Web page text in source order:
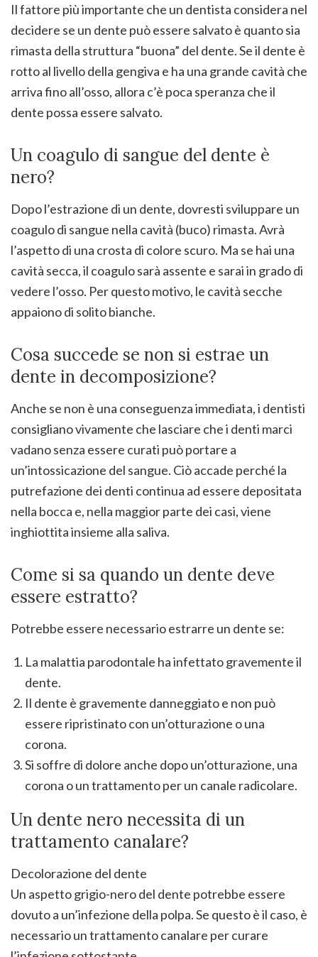
Il fattore più importante che un dentista considera nel
decidere se un dente può essere salvato è quanto sia
rimasta della struttura “buona” del dente. Se il dente è
rotto al livello della gengiva e ha una grande cavità che
arriva fino all’osso, allora c’è poca speranza che il
dente possa essere salvato.
Un coagulo di sangue del dente è
nero?
Dopo l’estrazione di un dente, dovresti sviluppare un
coagulo di sangue nella cavità (buco) rimasta. Avrà
l’aspetto di una crosta di colore scuro. Ma se hai una
cavità secca, il coagulo sarà assente e sarai in grado di
vedere l’osso. Per questo motivo, le cavità secche
appaiono di solito bianche.
Cosa succede se non si estrae un
dente in decomposizione?
Anche se non è una conseguenza immediata, i dentisti
consigliano vivamente che lasciare che i denti marci
vadano senza essere curati può portare a
un’intossicazione del sangue. Ciò accade perché la
putrefazione dei denti continua ad essere depositata
nella bocca e, nella maggior parte dei casi, viene
inghiottita insieme alla saliva.
Come si sa quando un dente deve
essere estratto?
Potrebbe essere necessario estrarre un dente se:
La malattia parodontale ha infettato gravemente il
dente.
Il dente è gravemente danneggiato e non può
essere ripristinato con un’otturazione o una
corona.
Si soffre di dolore anche dopo un’otturazione, una
corona o un trattamento per un canale radicolare.
Un dente nero necessita di un
trattamento canalare?
Decolorazione del dente
Un aspetto grigio-nero del dente potrebbe essere
dovuto a un’infezione della polpa. Se questo è il caso, è
necessario un trattamento canalare per curare